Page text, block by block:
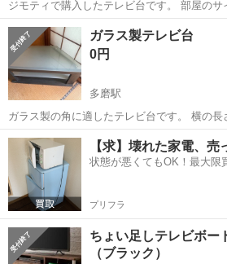
ジモティで購入したテレビ台です。 部屋のサ
め、出品します。 商品：ニトリ DUKE150LB-WH ※古いモデルのた
め、公式のホームページでは見つけられませんでした 玄関
しでお...
東京 府中市 多磨駅 収納家具
ガラス製テレビ台
0円
多磨駅
ガラス製の角に適したテレビ台です。 横の長
ど、高さは約30センチくらい、奥行きは50セ
詳細に知りたい方はご連絡ください。 犬猫飼っているためアレルギー
のある方は自己責任でお...
東京 府中市 多磨駅 収納家具
【求】壊れた家電、売
状態が悪くてもOK！最大限
プリフラ
ちょい足しテレビボー
（ブラック）